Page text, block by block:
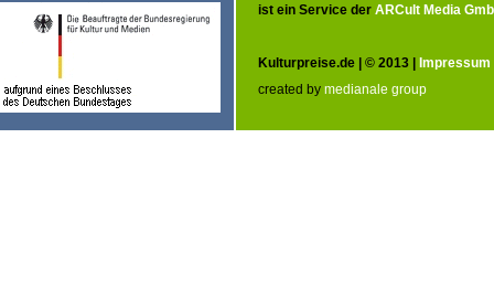
ist ein Service der ARCult Media
Kulturpreise.de | © 2013 | Impressum
created by medianale group